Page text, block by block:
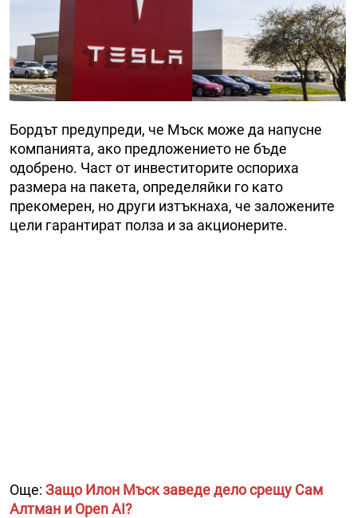
Бордът предупреди, че Мъск може да напусне
компанията, ако предложението не бъде
одобрено. Част от инвеститорите оспориха
размера на пакета, определяйки го като
прекомерен, но други изтъкнаха, че заложените
цели гарантират полза и за акционерите.
Още: Защо Илон Мъск заведе дело срещу Сам
Алтман и Open AI?